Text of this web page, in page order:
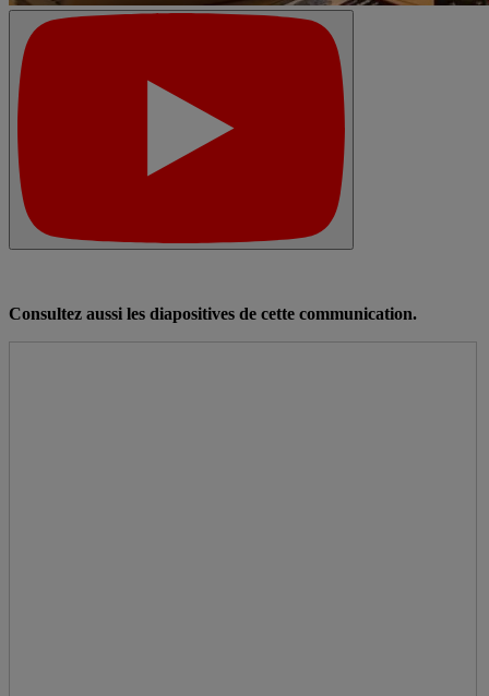
Consultez aussi les diapositives de cette communication.